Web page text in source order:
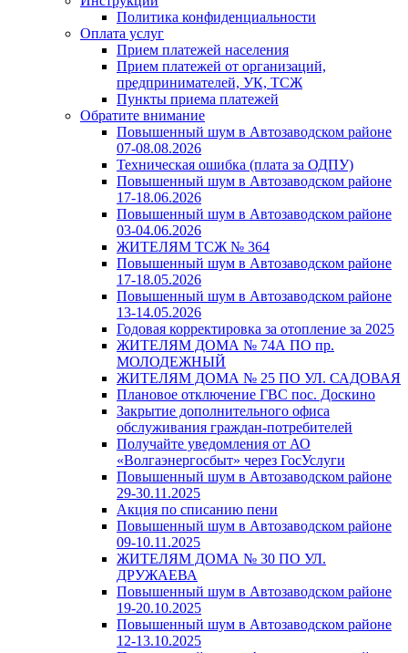
Политика конфиденциальности
Оплата услуг
Прием платежей населения
Прием платежей от организаций,
предпринимателей, УК, ТСЖ
Пункты приема платежей
Обратите внимание
Повышенный шум в Автозаводском районе
07-08.08.2026
Техническая ошибка (плата за ОДПУ)
Повышенный шум в Автозаводском районе
17-18.06.2026
Повышенный шум в Автозаводском районе
03-04.06.2026
ЖИТЕЛЯМ ТСЖ № 364
Повышенный шум в Автозаводском районе
17-18.05.2026
Повышенный шум в Автозаводском районе
13-14.05.2026
Годовая корректировка за отопление за 2025
ЖИТЕЛЯМ ДОМА № 74А ПО пр.
МОЛОДЕЖНЫЙ
ЖИТЕЛЯМ ДОМА № 25 ПО УЛ. САДОВАЯ
Плановое отключение ГВС пос. Доскино
Закрытие дополнительного офиса
обслуживания граждан-потребителей
Получайте уведомления от АО
«Волгаэнергосбыт» через ГосУслуги
Повышенный шум в Автозаводском районе
29-30.11.2025
Акция по списанию пени
Повышенный шум в Автозаводском районе
09-10.11.2025
ЖИТЕЛЯМ ДОМА № 30 ПО УЛ.
ДРУЖАЕВА
Повышенный шум в Автозаводском районе
19-20.10.2025
Повышенный шум в Автозаводском районе
12-13.10.2025